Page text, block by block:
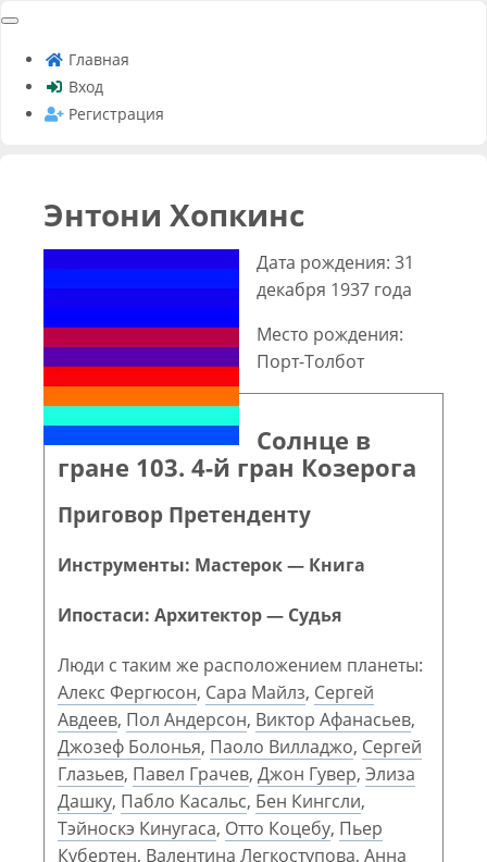
Главная
Вход
Регистрация
Энтони Хопкинс
Дата рождения: 31
декабря 1937 года
Место рождения:
Порт-Толбот
Солнце в
гране 103. 4-й гран Козерога
Приговор Претенденту
Инструменты: Мастерок — Книга
Ипостаси: Архитектор — Судья
Люди с таким же расположением планеты:
Алекс Фергюсон, Сара Майлз, Сергей
Авдеев, Пол Андерсон, Виктор Афанасьев,
Джозеф Болонья, Паоло Вилладжо, Сергей
Глазьев, Павел Грачев, Джон Гувер, Элиза
Дашку, Пабло Касальс, Бен Кингсли,
Тэйноскэ Кинугаса, Отто Коцебу, Пьер
Кубертен, Валентина Легкоступова, Анна